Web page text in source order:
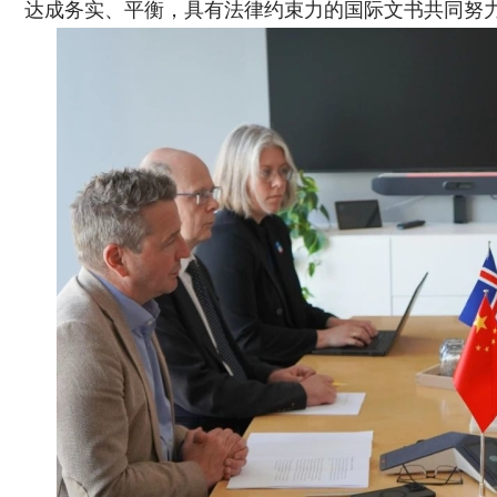
达成务实、平衡，具有法律约束力的国际文书共同努